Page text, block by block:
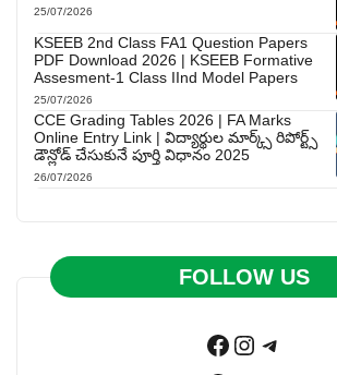
25/07/2026
KSEEB 2nd Class FA1 Question Papers
PDF Download 2026 | KSEEB Formative
Assesment-1 Class IInd Model Papers
25/07/2026
CCE Grading Tables 2026 | FA Marks
Online Entry Link | విద్యార్థుల మార్క్స్ రిపోర్ట్స్
డౌన్లోడ్ చేసుకునే పూర్తి విధానం 2025
26/07/2026
FOLLOW US
Facebook
Instagram